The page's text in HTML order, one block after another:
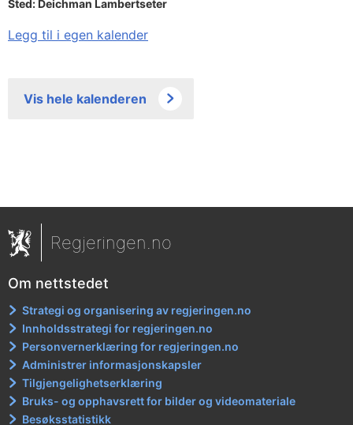
Sted:Deichman Lambertseter
Legg til i egen kalender
Vis hele kalenderen
Regjeringen.no
Om nettstedet
Strategi og organisering av regjeringen.no
Innholdsstrategi for regjeringen.no
Personvernerklæring for regjeringen.no
Administrer informasjonskapsler
Tilgjengelighetserklæring
Bruks- og opphavsrett for bilder og videomateriale
Besøksstatistikk